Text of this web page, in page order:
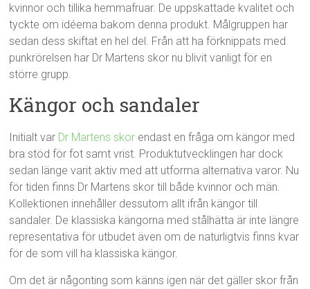
kvinnor och tillika hemmafruar. De uppskattade kvalitet och
tyckte om idéerna bakom denna produkt. Målgruppen har
sedan dess skiftat en hel del. Från att ha förknippats med
punkrörelsen har Dr Martens skor nu blivit vanligt för en
större grupp.
Kängor och sandaler
Initialt var Dr Martens skor endast en fråga om kängor med
bra stöd för fot samt vrist. Produktutvecklingen har dock
sedan länge varit aktiv med att utforma alternativa varor. Nu
för tiden finns Dr Martens skor till både kvinnor och män.
Kollektionen innehåller dessutom allt ifrån kängor till
sandaler. De klassiska kängorna med stålhätta är inte längre
representativa för utbudet även om de naturligtvis finns kvar
för de som vill ha klassiska kängor.
Om det är någonting som känns igen när det gäller skor från